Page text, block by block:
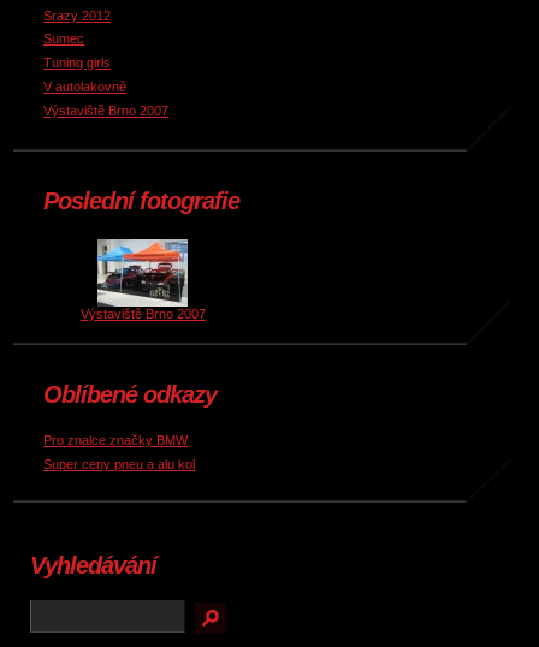
Srazy 2012
Sumec
Tuning girls
V autolakovně
Výstaviště Brno 2007
Poslední fotografie
Výstaviště Brno 2007
Oblíbené odkazy
Pro znalce značky BMW
Super ceny pneu a alu kol
Vyhledávání